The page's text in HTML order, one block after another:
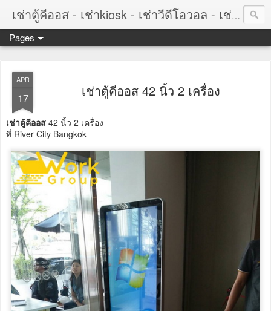
เช่าตู้คีออส - เช่าkiosk - เช่าวีดีโอวอล - เช่าvideowall - เช่าจอทัชสกรีน - เช่าtouchscreen
Pages
APR
17 เช่าตู้คีออส 42 นิ้ว 2 เครื่อง
เช่าตู้คีออส 42 นิ้ว 2 เครื่อง
ที่ River City Bangkok